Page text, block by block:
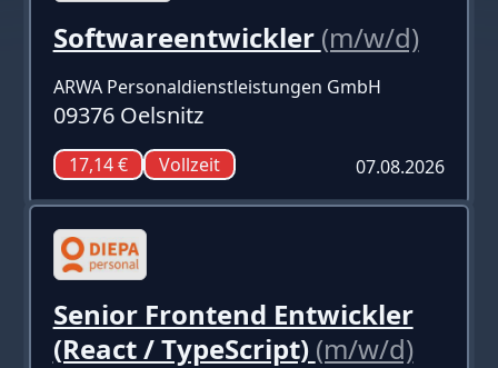
Softwareentwickler (m/w/d)
ARWA Personaldienstleistungen GmbH
09376 Oelsnitz
17,14 € Vollzeit 07.08.2026
Senior Frontend Entwickler
(React / TypeScript) (m/w/d)